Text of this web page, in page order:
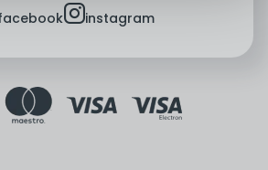
instagraminstagram